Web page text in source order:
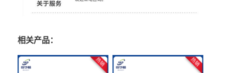
相关产品：